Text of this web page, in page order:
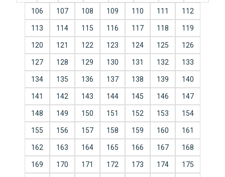
106 107 108 109 110 111 112
113 114 115 116 117 118 119
120 121 122 123 124 125 126
127 128 129 130 131 132 133
134 135 136 137 138 139 140
141 142 143 144 145 146 147
148 149 150 151 152 153 154
155 156 157 158 159 160 161
162 163 164 165 166 167 168
169 170 171 172 173 174 175